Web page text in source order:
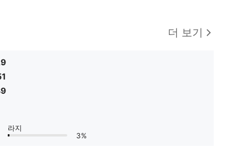
더 보기
라지
3%